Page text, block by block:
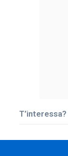
T’interessa?